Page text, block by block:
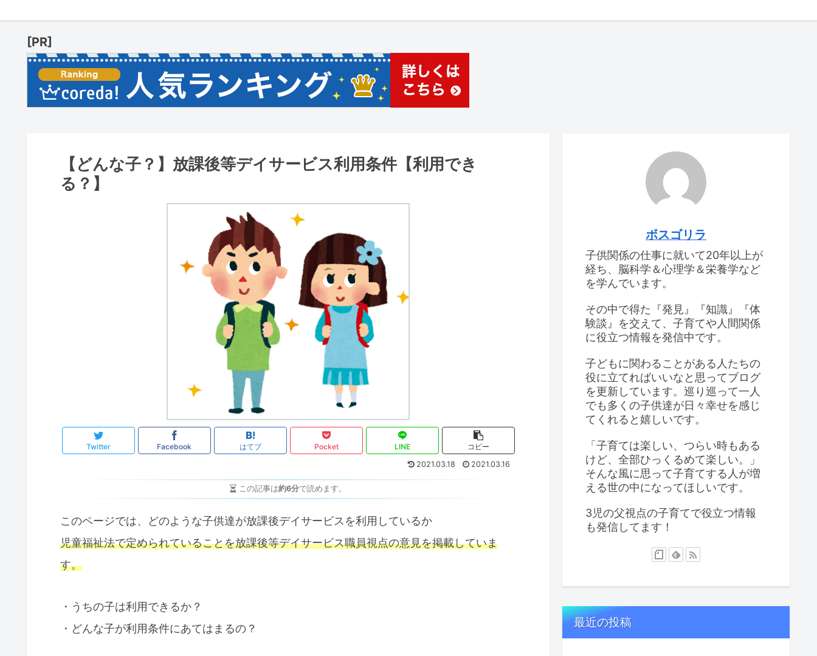
[PR]
【どんな子？】放課後等デイサービス利用条件【利用でき
る？】
Twitter Facebook はてブ Pocket LINE
コピー
2021.03.18
2021.03.16
この記事は約6分で読めます。
このページでは、どのような子供達が放課後デイサービスを利用しているか
児童福祉法で定められていることを放課後等デイサービス職員視点の意見を掲載していま
す。
・うちの子は利用できるか？
・どんな子が利用条件にあてはまるの？
ボスゴリラ
子供関係の仕事に就いて20年以上が
経ち、脳科学＆心理学＆栄養学など
を学んでいます。
その中で得た『発見』『知識』『体
験談』を交えて、子育てや人間関係
に役立つ情報を発信中です。
子どもに関わることがある人たちの
役に立てればいいなと思ってブログ
を更新しています。巡り巡って一人
でも多くの子供達が日々幸せを感じ
てくれると嬉しいです。
「子育ては楽しい、つらい時もある
けど、全部ひっくるめて楽しい。」
そんな風に思って子育てする人が増
える世の中になってほしいです。
3児の父視点の子育てで役立つ情報
も発信してます！
最近の投稿